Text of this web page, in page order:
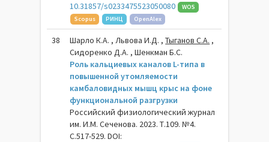
10.31857/s0233475523050080
WOS
Scopus
РИНЦ OpenAlex
38 Шарло К.А. , Львова И.Д. ,Тыганов С.А. ,
Сидоренко Д.А. , Шенкман Б.С.
Роль кальциевых каналов L-типа в
повышенной утомляемости
камбаловидных мышц крыс на фоне
функциональной разгрузки
Российский физиологический журнал
им. И.М. Сеченова. 2023. Т.109. №4.
С.517-529. DOI: